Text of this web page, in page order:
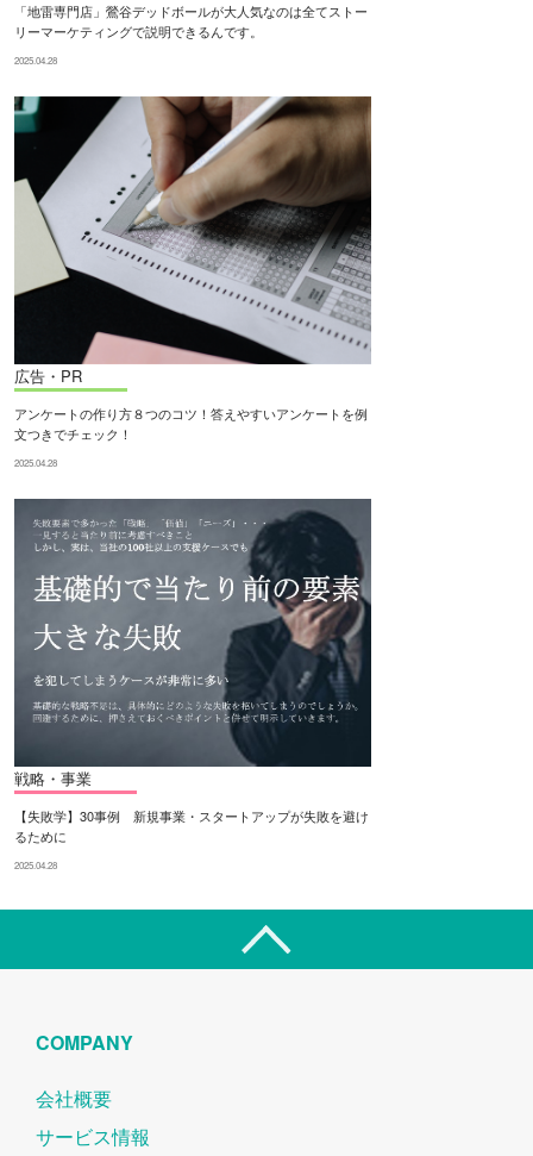
「地雷専門店」鶯谷デッドボールが大人気なのは全てストー
リーマーケティングで説明できるんです。
2025.04.28
広告・PR
アンケートの作り方８つのコツ！答えやすいアンケートを例
文つきでチェック！
2025.04.28
戦略・事業
【失敗学】30事例 新規事業・スタートアップが失敗を避け
るために
2025.04.28
COMPANY
会社概要
サービス情報